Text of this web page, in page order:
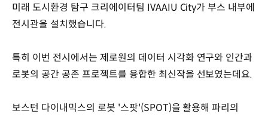
미래 도시환경 탐구 크리에이터팀 IVAAIU City가 부스 내부에
전시관을 설치했습니다.
특히 이번 전시에서는 제로원의 데이터 시각화 연구와 인간과
로봇의 공간 공존 프로젝트를 융합한 최신작을 선보였는데요.
보스턴 다이내믹스의 로봇 '스팟'(SPOT)을 활용해 파리의